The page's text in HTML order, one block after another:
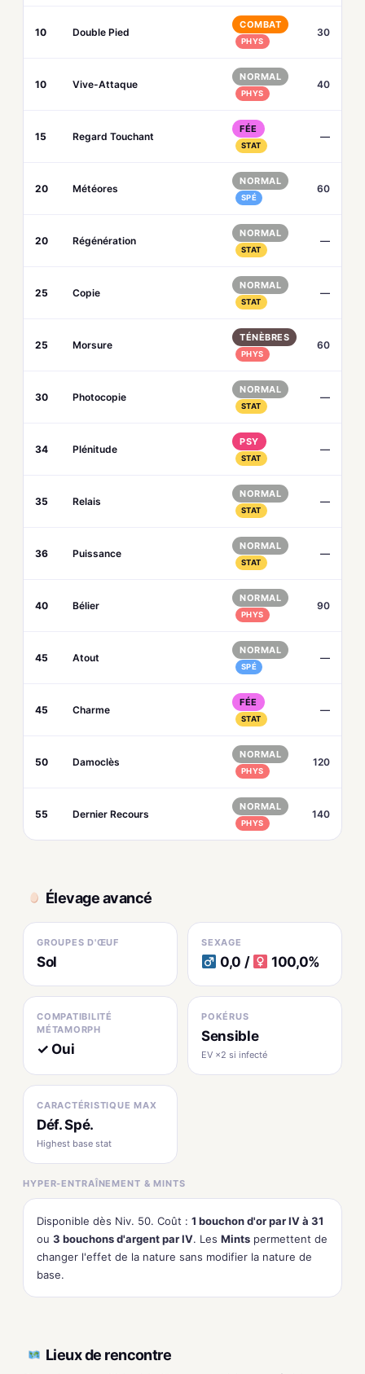
10 Double Pied
COMBAT
PHYS
30
10 Vive-Attaque
NORMAL
PHYS
40
15 Regard Touchant
FÉE
STAT
—
20 Météores
NORMAL
SPÉ
60
20 Régénération
NORMAL
STAT
—
25 Copie
NORMAL
STAT
—
25 Morsure
TÉNÈBRES
PHYS
60
30 Photocopie
NORMAL
STAT
—
34 Plénitude
PSY
STAT
—
35 Relais
NORMAL
STAT
—
36 Puissance
NORMAL
STAT
—
40 Bélier
NORMAL
PHYS
90
45 Atout
NORMAL
SPÉ
—
45 Charme
FÉE
STAT
—
50 Damoclès
NORMAL
PHYS
120
55 Dernier Recours
NORMAL
PHYS
140
Élevage avancé
GROUPES D'ŒUF
Sol
SEXAGE
0,0 / 100,0%
COMPATIBILITÉ
MÉTAMORPH
✓ Oui
POKÉRUS
Sensible
EV ×2 si infecté
CARACTÉRISTIQUE MAX
Déf. Spé.
Highest base stat
HYPER-ENTRAÎNEMENT & MINTS
Disponible dès Niv. 50. Coût : 1 bouchon d'or par IV à 31
ou 3 bouchons d'argent par IV. Les Mints permettent de
changer l'effet de la nature sans modifier la nature de
base.
Lieux de rencontre